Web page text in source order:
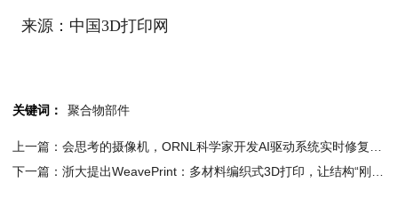
来源：中国3D打印网
关键词： 聚合物部件